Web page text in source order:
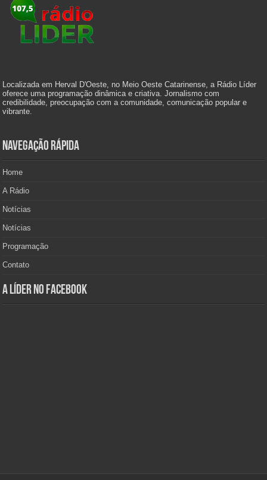
Localizada em Herval D'Oeste, no Meio Oeste Catarinense, a Rádio Líder
oferece uma programação dinâmica e criativa. Jornalismo com
credibilidade, preocupação com a comunidade, comunicação popular e
vibrante.
Navegação Rápida
Home
A Rádio
Notícias
Notícias
Programação
Contato
A Líder no Facebook